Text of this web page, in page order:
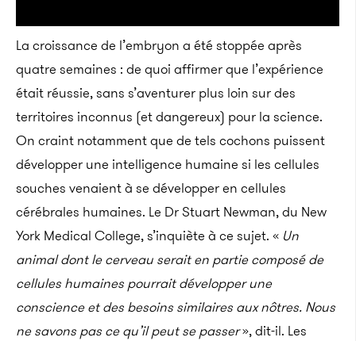
La croissance de l’embryon a été stoppée après
quatre semaines : de quoi affirmer que l’expérience
était réussie, sans s’aventurer plus loin sur des
territoires inconnus (et dangereux) pour la science.
On craint notamment que de tels cochons puissent
développer une intelligence humaine si les cellules
souches venaient à se développer en cellules
cérébrales humaines. Le Dr Stuart Newman, du New
York Medical College, s’inquiète à ce sujet. « Un
animal dont le cerveau serait en partie composé de
cellules humaines pourrait développer une
conscience et des besoins similaires aux nôtres. Nous
ne savons pas ce qu’il peut se passer», dit-il. Les